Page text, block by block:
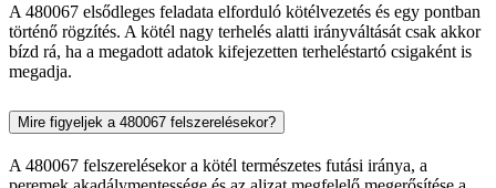
A 480067 elsődleges feladata elforduló kötélvezetés és egy pontban
történő rögzítés. A kötél nagy terhelés alatti irányváltását csak akkor
bízd rá, ha a megadott adatok kifejezetten terheléstartó csigaként is
megadja.
Mire figyeljek a 480067 felszerelésekor?
A 480067 felszerelésekor a kötél természetes futási iránya, a